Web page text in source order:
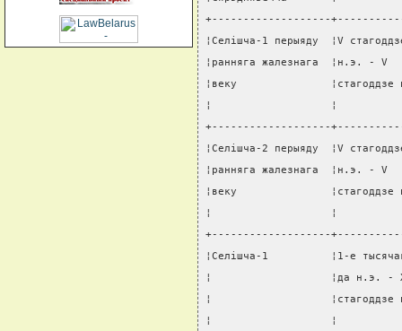
+-------------------
¦Селiшча-1 перыяду  ¦V
¦ранняга жалезнага  ¦н.э.
¦веку               ¦стагоддзе
¦                   ¦
+-------------------
¦Селiшча-2 перыяду  ¦V
¦ранняга жалезнага  ¦н.э. -
¦веку
¦                   ¦
+-------------------
¦Селiшча-1          ¦1-е
¦                   ¦да н.э. -
¦                   ¦стагоддзе
¦                   ¦